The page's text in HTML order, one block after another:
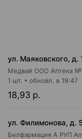
Медвай ООО Аптека
18,93 р.
1 шт. обновл. в 19:47
ул. Филимонова, д.
Белфармация А РУП